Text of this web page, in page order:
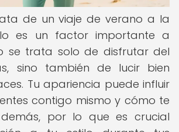
de un viaje de verano a la
es un factor importante a
se trata solo de disfrutar del
sino también de lucir bien
Tu apariencia puede influir
contigo mismo y cómo te
por lo que es crucial